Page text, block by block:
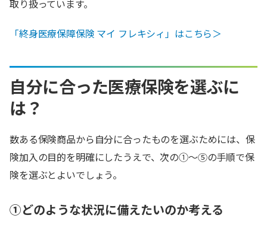
取り扱っています。
「終身医療保障保険 マイ フレキシィ」はこちら＞
自分に合った医療保険を選ぶに
は？
数ある保険商品から自分に合ったものを選ぶためには、保
険加入の目的を明確にしたうえで、次の①～⑤の手順で保
険を選ぶとよいでしょう。
①どのような状況に備えたいのか考える